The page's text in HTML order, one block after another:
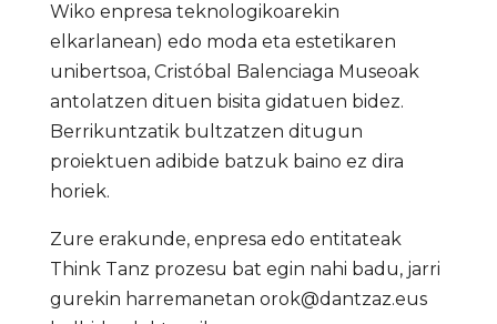
Wiko enpresa teknologikoarekin
elkarlanean) edo moda eta estetikaren
unibertsoa, Cristóbal Balenciaga Museoak
antolatzen dituen bisita gidatuen bidez.
Berrikuntzatik bultzatzen ditugun
proiektuen adibide batzuk baino ez dira
horiek.
Zure erakunde, enpresa edo entitateak
Think Tanz prozesu bat egin nahi badu, jarri
gurekin harremanetan orok@dantzaz.eus